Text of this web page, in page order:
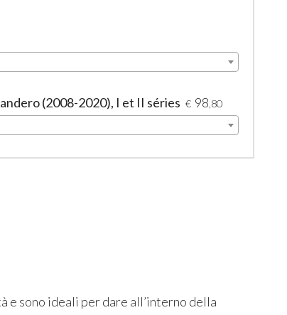
(2008-2020), I et II séries € 98 ,80
e sono ideali per dare all’interno della